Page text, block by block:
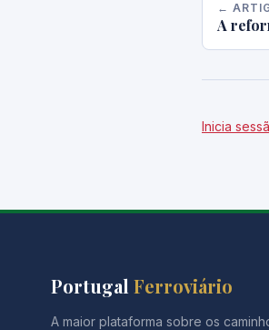
←
A
Inicia
Portugal Ferroviário
A maior plataforma sobre os